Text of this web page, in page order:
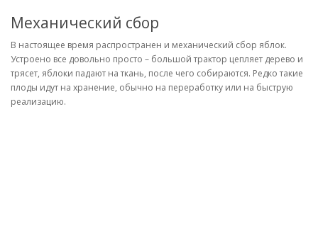
Механический сбор
В настоящее время распространен и механический сбор яблок.
Устроено все довольно просто – большой трактор цепляет дерево и
трясет, яблоки падают на ткань, после чего собираются. Редко такие
плоды идут на хранение, обычно на переработку или на быструю
реализацию.